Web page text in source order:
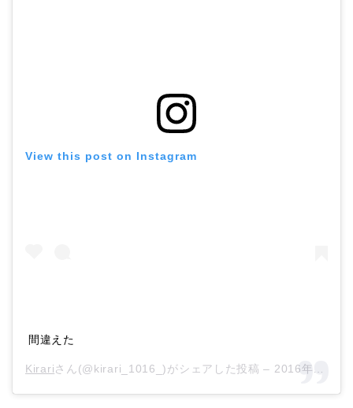
View this post on Instagram
間違えた
Kirariさん(@kirari_1016_)がシェアした投稿 – 2016年 5月月6日午前4時58分PDT